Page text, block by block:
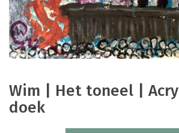
Wim | Het toneel |
doek